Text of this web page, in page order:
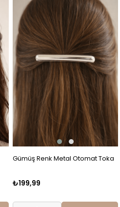
Gümüş Renk Metal Otomat Toka
₺199,99